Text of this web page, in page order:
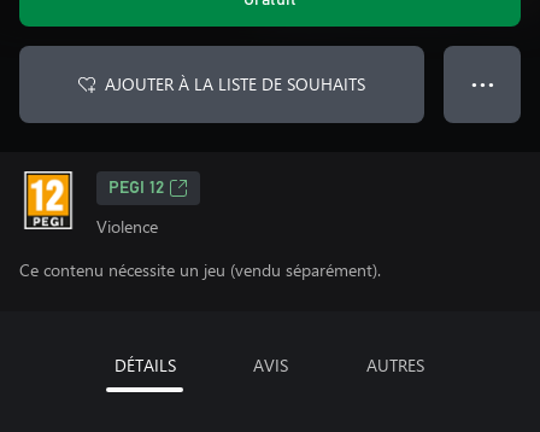
AJOUTER À LA LISTE DE SOUHAITS ● ● ●
PEGI 12
Violence
Ce contenu nécessite un jeu (vendu séparément).
DÉTAILS AVIS AUTRES